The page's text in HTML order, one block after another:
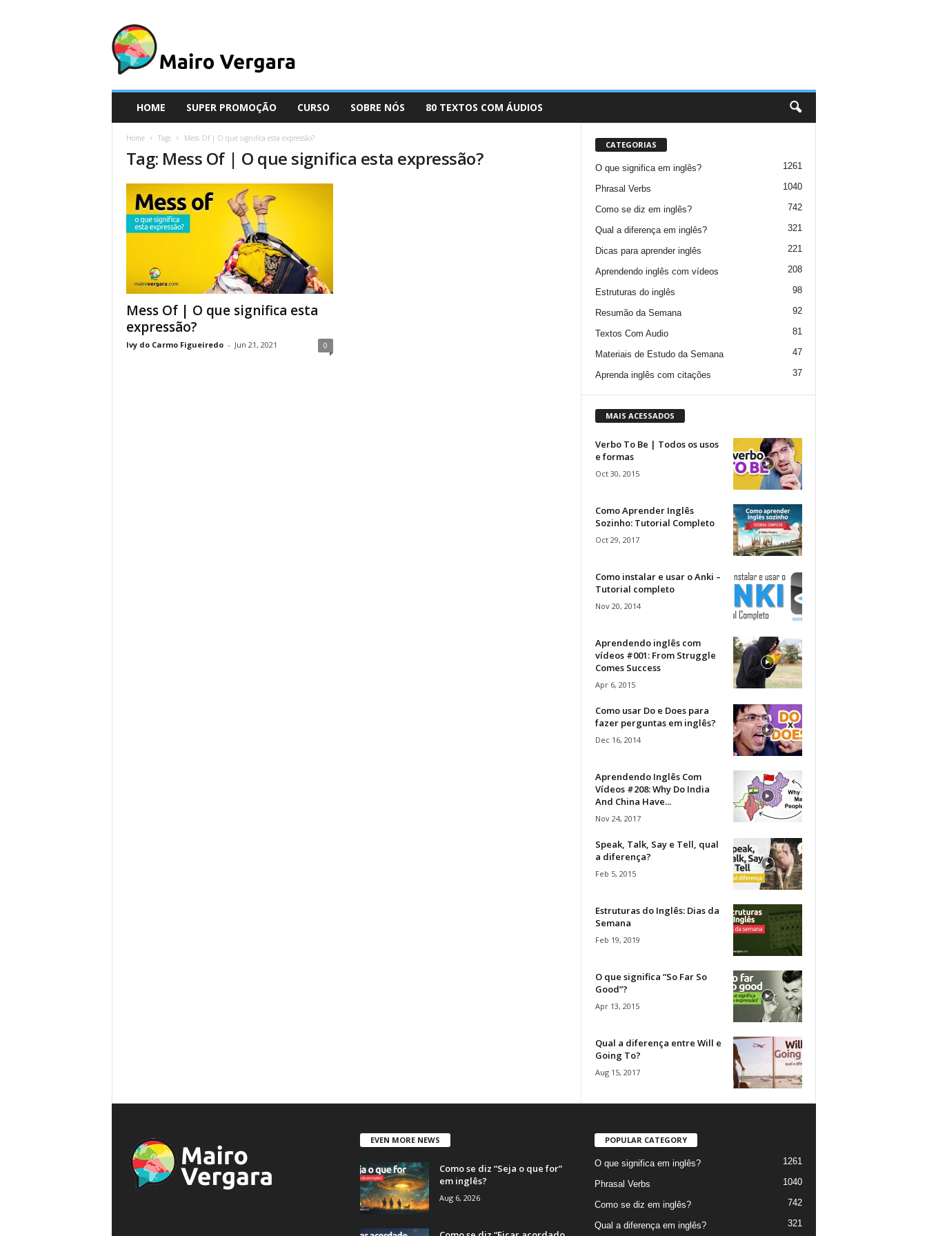
i
r
HOME SUPER PROMOÇÃO CURSO SOBRE NÓS 80 TEXTOS COM ÁUDIOS
Home Tags Mess Of | O que significa esta expressão?
Tag: Mess Of | O que significa esta expressão?
Mess Of | O que significa esta
expressão?
Ivy do Carmo Figueiredo - Jun 21, 2021 0
CATEGORIAS
O que significa em inglês? 1261
Phrasal Verbs 1040
Como se diz em inglês? 742
Qual a diferença em inglês? 321
Dicas para aprender inglês 221
Aprendendo inglês com vídeos 208
Estruturas do inglês 98
Resumão da Semana 92
Textos Com Audio 81
Materiais de Estudo da Semana 47
Aprenda inglês com citações 37
MAIS ACESSADOS
Verbo To Be | Todos os usos
e formas
Oct 30, 2015
Como Aprender Inglês
Sozinho: Tutorial Completo
Oct 29, 2017
Como instalar e usar o Anki –
Tutorial completo
Nov 20, 2014
Aprendendo inglês com
vídeos #001: From Struggle
Comes Success
Apr 6, 2015
Como usar Do e Does para
fazer perguntas em inglês?
Dec 16, 2014
Aprendendo Inglês Com
Vídeos #208: Why Do India
And China Have...
Nov 24, 2017
Speak, Talk, Say e Tell, qual
a diferença?
Feb 5, 2015
Estruturas do Inglês: Dias da
Semana
Feb 19, 2019
O que significa “So Far So
Good”?
Apr 13, 2015
Qual a diferença entre Will e
Going To?
Aug 15, 2017
EVEN MORE NEWS
Como se diz “Seja o que for”
em inglês?
Aug 6, 2026
POPULAR CATEGORY
O que significa em inglês? 1261
Phrasal Verbs 1040
Como se diz em inglês? 742
Qual a diferença em inglês? 321